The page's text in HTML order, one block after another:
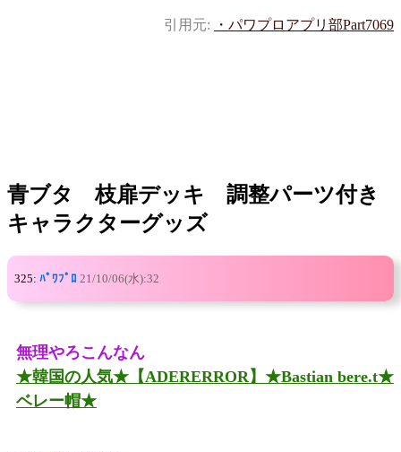
引用元: ・パワプロアプリ部Part7069
青ブタ 枝扉デッキ 調整パーツ付き
キャラクターグッズ
325: ﾊﾟﾜﾌﾟﾛ 21/10/06(水):32
無理やろこんなん
★韓国の人気★【ADERERROR】★Bastian bere.t★
ベレー帽★